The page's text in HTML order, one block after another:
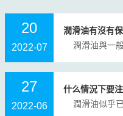
20
2022-07
潤滑油有沒有保
27
2022-06
什么情況下要